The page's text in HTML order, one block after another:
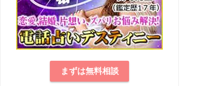
まずは無料相談